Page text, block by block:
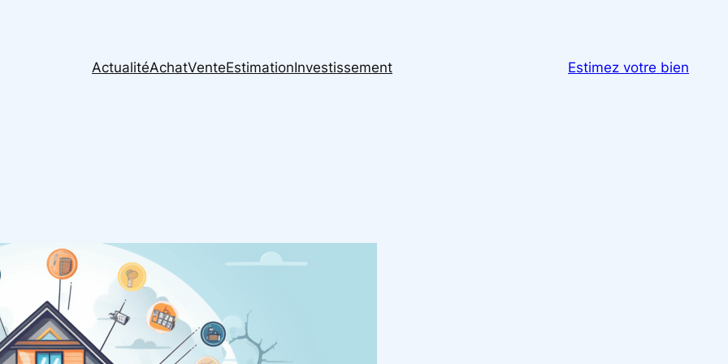
ActualitéAchatVenteEstimationInvestissement Estimez votre bien